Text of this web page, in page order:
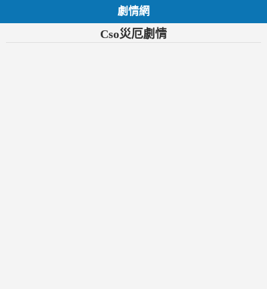
劇情網
Cso災厄劇情